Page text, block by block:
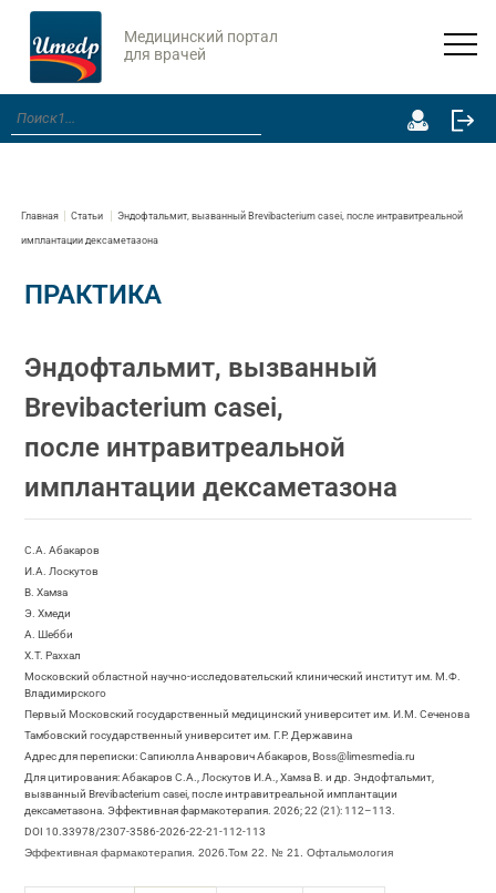
Медицинский портал
для врачей
Главная Статьи Эндофтальмит, вызванный Brevibacterium casei, после интравитреальной
имплантации дексаметазона
ПРАКТИКА
Эндофтальмит, вызванный
Brevibacterium casei,
после интравитреальной
имплантации дексаметазона
С.А. Абакаров
И.А. Лоскутов
В. Хамза
Э. Хмеди
А. Шебби
Х.T. Раххал
Московский областной научно-исследовательский клинический институт им. М.Ф.
Владимирского
Первый Московский государственный медицинский университет им. И.М. Сеченова
Тамбовский государственный университет им. Г.Р. Державина
Адрес для переписки: Сапиюлла Анварович Абакаров, Boss@limesmedia.ru
Для цитирования: Абакаров С.А., Лоскутов И.А., Хамза В. и др. Эндофтальмит,
вызванный Brevibacterium casei, после интравитреальной имплантации
дексаметазона. Эффективная фармакотерапия. 2026; 22 (21): 112–113.
DOI 10.33978/2307-3586-2026-22-21-112-113
Эффективная фармакотерапия. 2026.Том 22. № 21. Офтальмология